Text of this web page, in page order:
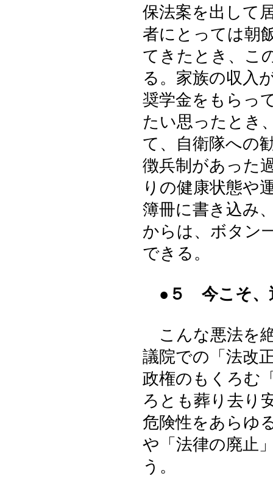
保法案を出して
者にとっては朝
てきたとき、こ
る。家族の収入
奨学金をもらっ
たい思ったとき
て、自衛隊への
徴兵制があった
りの健康状態や
簿冊に書き込み
からは、ボタン
できる。
●５ 今こそ、
こんな悪法を
議院での「法改
政権のもくろむ
ろとも葬り去り
危険性をあらゆ
や「法律の廃止
う。